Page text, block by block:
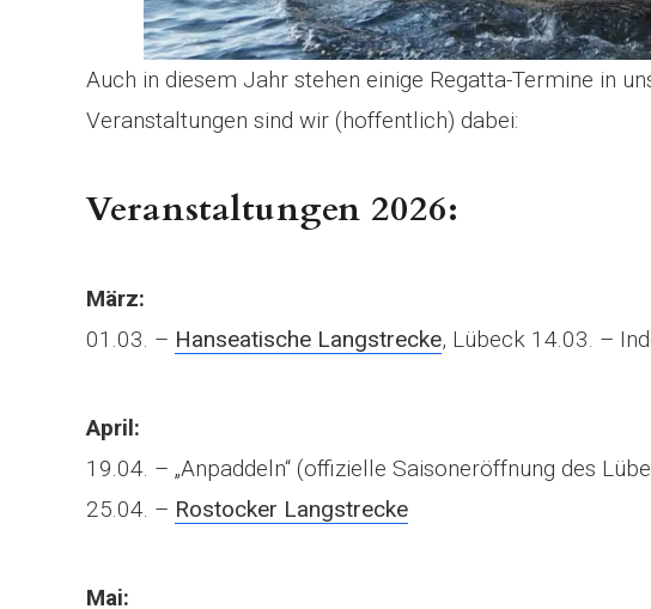
Auch in diesem Jahr stehen einige Regatta-Termine in
Veranstaltungen sind wir (hoffentlich) dabei:
Veranstaltungen 2026:
März:
01.03. – Hanseatische Langstrecke, Lübeck 14.03. –
April:
19.04. – „Anpaddeln“ (offizielle Saisoneröffnung des
25.04. – Rostocker Langstrecke
Mai: